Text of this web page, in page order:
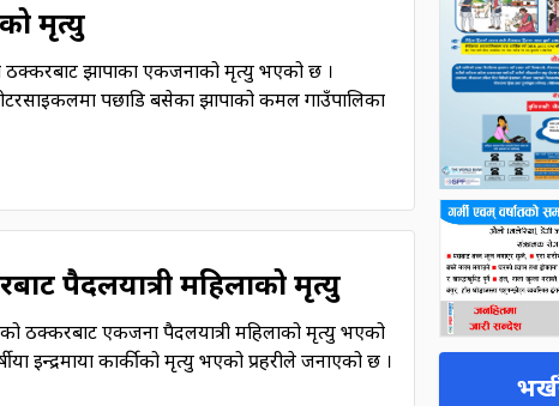
मृत्यु
ठक्करबाट झापाका एकजनाको मृत्यु भएको छ ।
पछाडि बसेका झापाको कमल गाउँपालिका
पैदलयात्री महिलाको मृत्यु
ठक्करबाट एकजना पैदलयात्री महिलाको मृत्यु भएको
इन्द्रमाया कार्कीको मृत्यु भएको प्रहरीले जनाएको छ ।